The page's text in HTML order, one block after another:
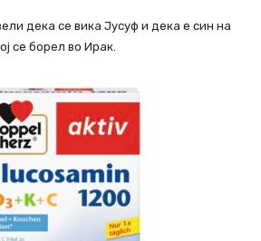
дека се вика Јусуф и дека е син на
се борел во Ирак.